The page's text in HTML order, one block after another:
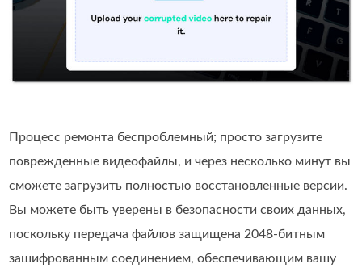
Процесс ремонта беспроблемный; просто загрузите
поврежденные видеофайлы, и через несколько минут вы
сможете загрузить полностью восстановленные версии.
Вы можете быть уверены в безопасности своих данных,
поскольку передача файлов защищена 2048-битным
зашифрованным соединением, обеспечивающим вашу